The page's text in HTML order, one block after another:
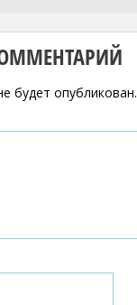
будет опубликован.